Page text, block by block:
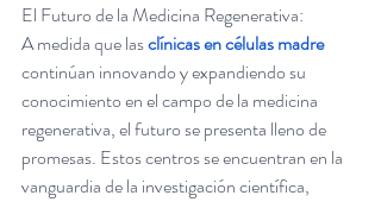
El Futuro de la Medicina Regenerativa:
A medida que las clínicas en células madre
continúan innovando y expandiendo su
conocimiento en el campo de la medicina
regenerativa, el futuro se presenta lleno de
promesas. Estos centros se encuentran en la
vanguardia de la investigación científica,